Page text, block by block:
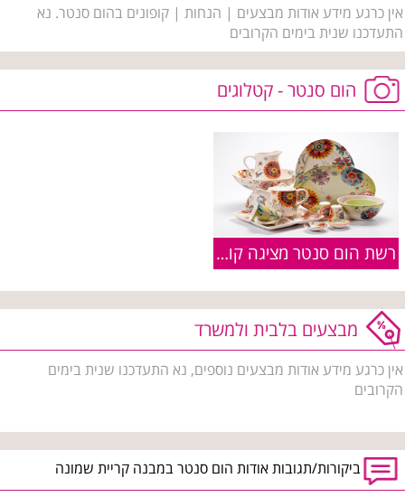
אין כרגע מידע אודות מבצעים | הנחות | קופונים בהום סנטר. נא
התעדכנו שנית בימים הקרובים
הום סנטר - קטלוגים
רשת הום סנטר מציגה קולקציית סתיו חורף 2011
מבצעים בלבית ולמשרד
אין כרגע מידע אודות מבצעים נוספים, נא התעדכנו שנית בימים
הקרובים
ביקורות/תגובות אודות הום סנטר במבנה קריית שמונה